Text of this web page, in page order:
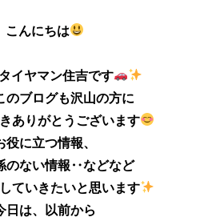
こんにちは
イヤマン住吉です
のブログも沢山の方に
ありがとうございます
役に立つ情報、
のない情報‥などなど
ていきたいと思います
日は、以前から